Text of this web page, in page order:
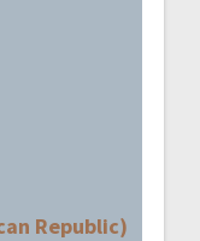
Republic)